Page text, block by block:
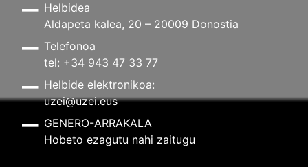
Helbidea
Aldapeta kalea, 20 – 20009 Donostia
Telefonoa
tel: +34 943 47 33 77
Helbide elektronikoa:
uzei@uzei.eus
GENERO-ARRAKALA
Hobeto ezagutu nahi zaitugu